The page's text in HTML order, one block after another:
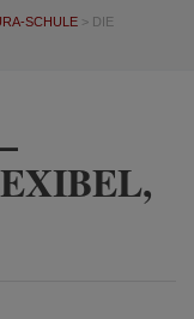
SCHULE > DIE